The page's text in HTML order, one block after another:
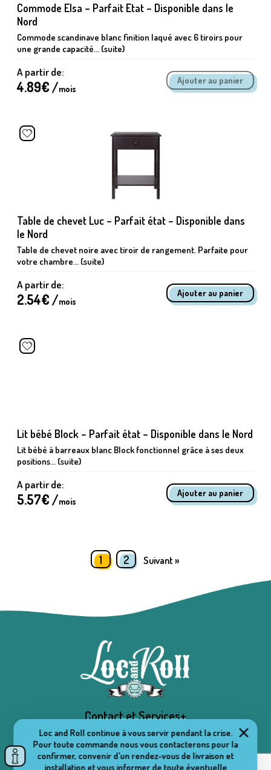
Loc and Roll continue à vous servir pendant la crise.
Pour toute commande nous vous contacterons pour la
confirmer, convenir d'un rendez-vous de livraison et
installation et vous informer de toute éventuelle
Commode Elsa – Parfait Etat – Disponible dans le
Nord
Commode scandinave blanc finition laqué avec 6 tiroirs pour
une grande capacité... (suite)
A partir de:
4.89€ /mois
Table de chevet Luc – Parfait état – Disponible dans
le Nord
Table de chevet noire avec tiroir de rangement. Parfaite pour
votre chambre... (suite)
A partir de:
2.54€ /mois
Lit bébé Block – Parfait état – Disponible dans le Nord
Lit bébé à barreaux blanc Block fonctionnel grâce à ses deux
positions... (suite)
A partir de:
5.57€ /mois
1 2 Suivant »
Contact et Services+